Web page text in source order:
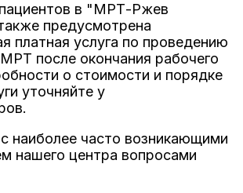
в "МРТ-Ржев
предусмотрена
платная услуга по проведению
после окончания рабочего
о стоимости и порядке
уточняйте у
наиболее часто возникающими
нашего центра вопросами